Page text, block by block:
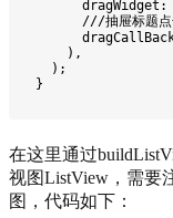
dragWidget:
///抽屉标题点
      ),
    );
  }
在这里通过
视图ListView，需要
图，代码如下：